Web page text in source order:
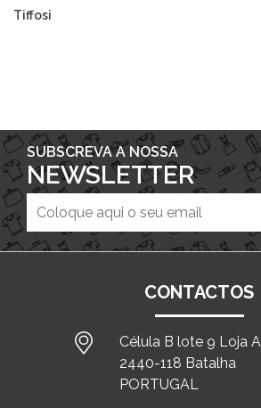
Tiffosi
SUBSCREVA A NOSSA
NEWSLETTER
CONTACTOS
Célula B lote 9 Loja A
2440-118 Batalha
PORTUGAL